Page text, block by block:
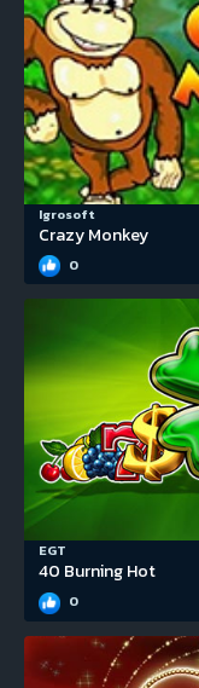
Igrosoft
Crazy Monkey
0
EGT
40 Burning Hot
0